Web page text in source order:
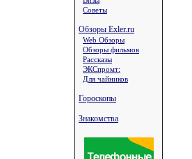
Советы
Обзоры Exler.ru
Web Обзоры
Обзоры фильмов
Рассказы
ЭКСпромт:
Для чайников
Гороскопы
Знакомства